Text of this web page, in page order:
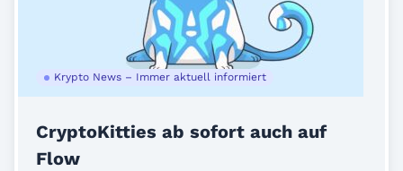
Krypto News – Immer aktuell informiert
CryptoKitties ab sofort auch auf
Flow